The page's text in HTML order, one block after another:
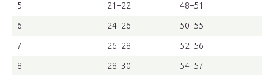
5 21–22 48–51
6 24–26 50–55
7 26–28 52–56
8 28–30 54–57